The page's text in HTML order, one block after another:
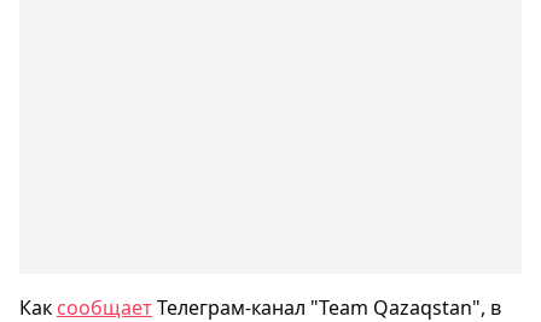
Как сообщаетТелеграм-канал "Team Qazaqstan", в